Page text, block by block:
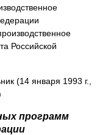
Российской
(14 января 1993 г.,
программ